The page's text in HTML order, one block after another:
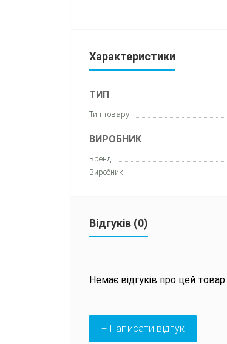
Характеристики
ТИП
Тип товару
ВИРОБНИК
Бренд
Виробник
Відгуків (0)
Немає відгуків про цей товар.
+ Написати відгук